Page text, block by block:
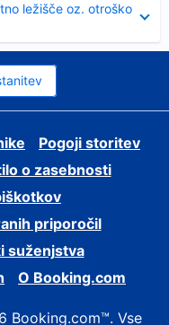
ležišče oz. otroško
Pogoji storitev
o zasebnosti
priporočil
suženjstva
O Booking.com
Booking.com™. Vse